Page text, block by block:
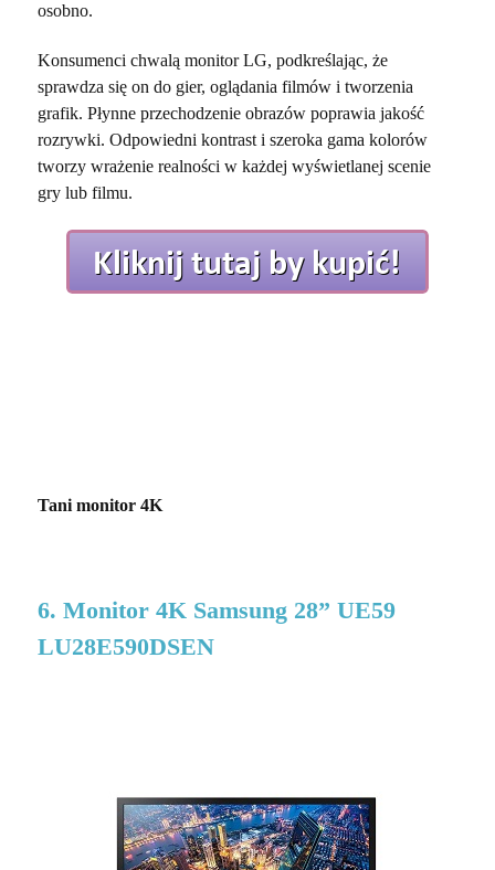
osobno.
Konsumenci chwalą monitor LG, podkreślając, że
sprawdza się on do gier, oglądania filmów i tworzenia
grafik. Płynne przechodzenie obrazów poprawia jakość
rozrywki. Odpowiedni kontrast i szeroka gama kolorów
tworzy wrażenie realności w każdej wyświetlanej scenie
gry lub filmu.
Tani monitor 4K
6. Monitor 4K Samsung 28” UE59
LU28E590DSEN